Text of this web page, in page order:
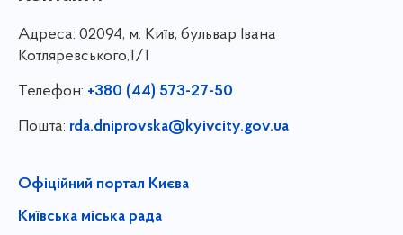
Адреса: 02094, м. Київ, бульвар Івана
Котляревського,1/1
Телефон: +380 (44) 573-27-50
Пошта: rda.dniprovska@kyivcity.gov.ua
Офіційний портал Києва
Київська міська рада